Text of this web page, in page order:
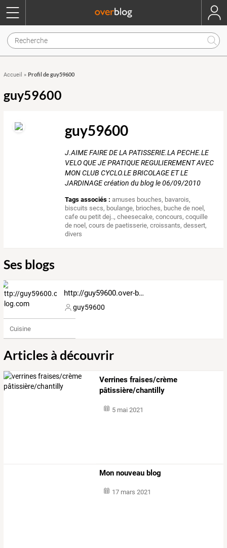
Accueil » Profil de guy59600
guy59600
guy59600
J.AIME FAIRE DE LA PATISSERIE.LA PECHE.LE
VELO QUE JE PRATIQUE REGULIEREMENT AVEC
MON CLUB CYCLO.LE BRICOLAGE ET LE
JARDINAGE création du blog le 06/09/2010
Tags associés : amuses bouches, bavarois,
biscuits secs, boulange, brioches, buche de noel,
cafe ou petit dej..,cheesecake,concours,coquille
de noel,cours de paetisserie,croissants,dessert,
divers
Ses blogs
http://guy59600.over-blog.com
guy59600
Cuisine
Articles à découvrir
Verrines fraises/crème
pâtissière/chantilly
5 mai 2021
Mon nouveau blog
17 mars 2021